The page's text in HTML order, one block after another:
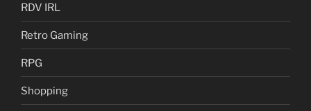
RDV IRL
Retro Gaming
RPG
Shopping